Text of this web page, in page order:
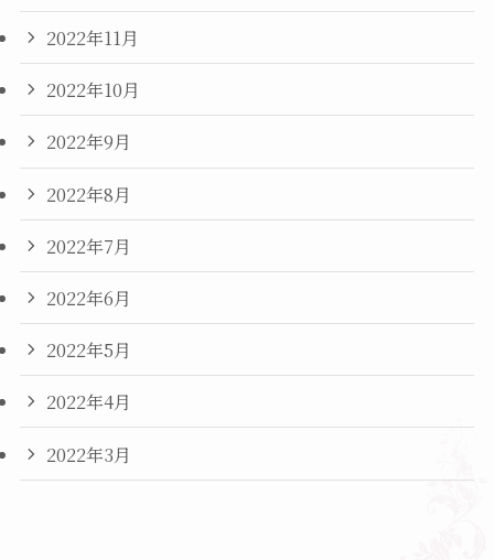
2022年11月
2022年10月
2022年9月
2022年8月
2022年7月
2022年6月
2022年5月
2022年4月
2022年3月